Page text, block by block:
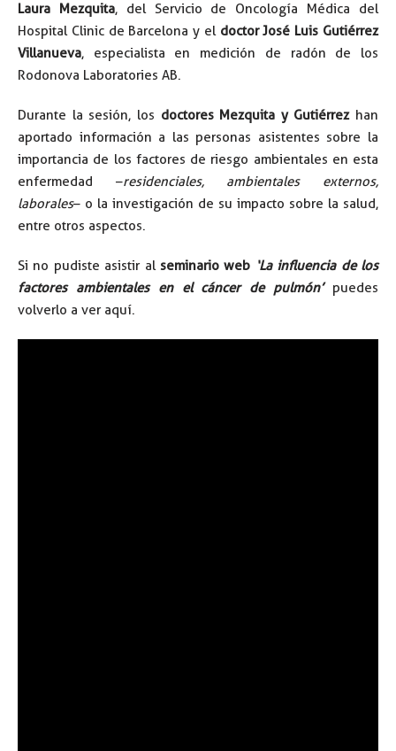
Laura Mezquita, del Servicio de Oncología Médica del
Hospital Clinic de Barcelona y el doctor José Luis Gutiérrez
Villanueva, especialista en medición de radón de los
Rodonova Laboratories AB.
Durante la sesión, los doctores Mezquita y Gutiérrezhan
aportado información a las personas asistentes sobre la
importancia de los factores de riesgo ambientales en esta
enfermedad –residenciales, ambientales externos,
laborales– o la investigación de su impacto sobre la salud,
entre otros aspectos.
Si no pudiste asistir al seminario web ‘La influencia de los
factores ambientales en el cáncer de pulmón’puedes
volverlo a ver aquí.